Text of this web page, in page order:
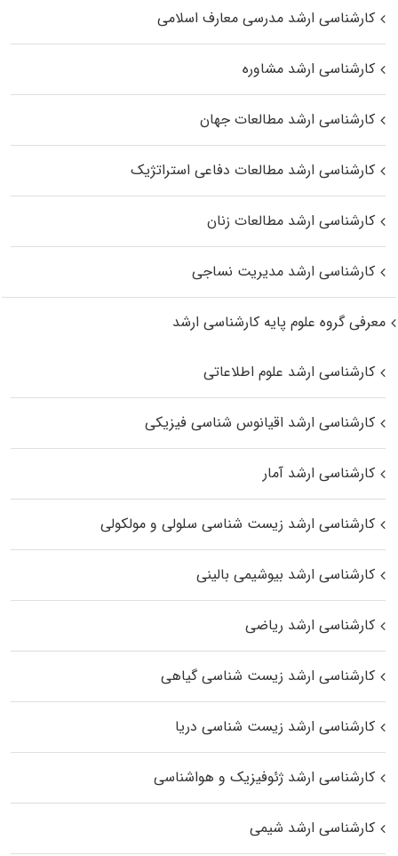
کارشناسی ارشد مدرسی معارف اسلامی
کارشناسی ارشد مشاوره
کارشناسی ارشد مطالعات جهان
کارشناسی ارشد مطالعات دفاعی استراتژیک
کارشناسی ارشد مطالعات زنان
کارشناسی ارشد مدیریت نساجی
معرفی گروه علوم پایه کارشناسی ارشد
کارشناسی ارشد علوم اطلاعاتی
کارشناسی ارشد اقیانوس‌ شناسی فیزیکی
کارشناسی ارشد آمار
کارشناسی ارشد زیست شناسی سلولی و مولکولی
کارشناسی ارشد بیوشیمی بالینی
کارشناسی ارشد ریاضی
کارشناسی ارشد زیست‌ شناسی گیاهی
کارشناسی ارشد زیست‌ شناسی دریا
کارشناسی ارشد ژئوفیزیک و هواشناسی
کارشناسی ارشد شیمی